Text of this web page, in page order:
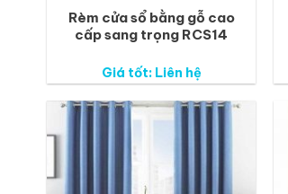
Rèm cửa sổ bằng gỗ cao
cấp sang trọng RCS14
Giá tốt: Liên hệ